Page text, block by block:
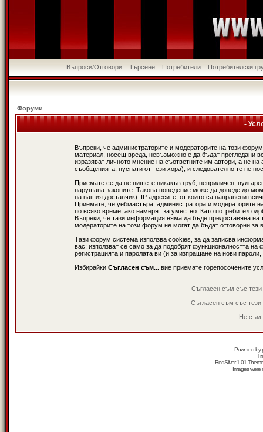
Въпроси/Отговори Търсене Потребители Потребителски
Форуми
-
Въпреки, че администраторите и модераторите на този
материал, носещ вреда, невъзможно е да бъдат прегледани
изразяват личното мнение на съответните им автори, а не
съобщенията, пуснати от тези хора), и следователно те не
Приемате се да не пишете никакъв груб, неприличен,
нарушава законите. Такова поведение може да доведе до
на вашия доставчик). IP адресите, от които са направени
Приемате, че уебмастъра, администратора и модераторите
по всяко време, ако намерят за уместно. Като потребител
Въпреки, че тази информация няма да бъде предоставяна
модераторите на този форум не могат да бъдат отговорни за
Тази форум система използва cookies, за да записва
вас; използват се само за да подобрят функционалността
регистрацията и паролата ви (и за изпращане на нови
Избирайки Съгласен съм... вие приемате горепосочените
Съгласен съм със
Съгласен съм със
Не съм
Powered by
RedSilver 1.01
Images were